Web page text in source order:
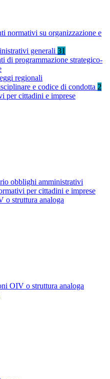
normativi su organizzazione e
generali 31
di programmazione strategico-
regionali
e codice di condotta 2
per cittadini e imprese
obblighi amministrativi
per cittadini e imprese
o struttura analoga
OIV o struttura analoga